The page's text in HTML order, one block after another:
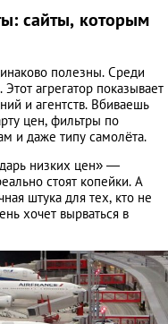
сайты, которым
полезны. Среди
. Этот агрегатор показывает
и агентств. Вбиваешь
цен, фильтры по
и даже типу самолёта.
низких цен» —
стоят копейки. А
штука для тех, кто не
хочет вырваться в